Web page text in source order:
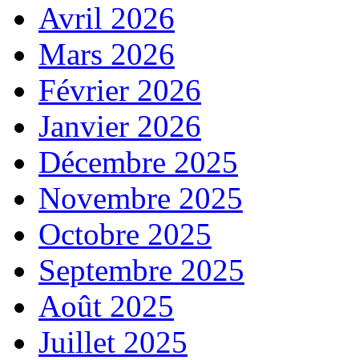
Avril 2026
Mars 2026
Février 2026
Janvier 2026
Décembre 2025
Novembre 2025
Octobre 2025
Septembre 2025
Août 2025
Juillet 2025